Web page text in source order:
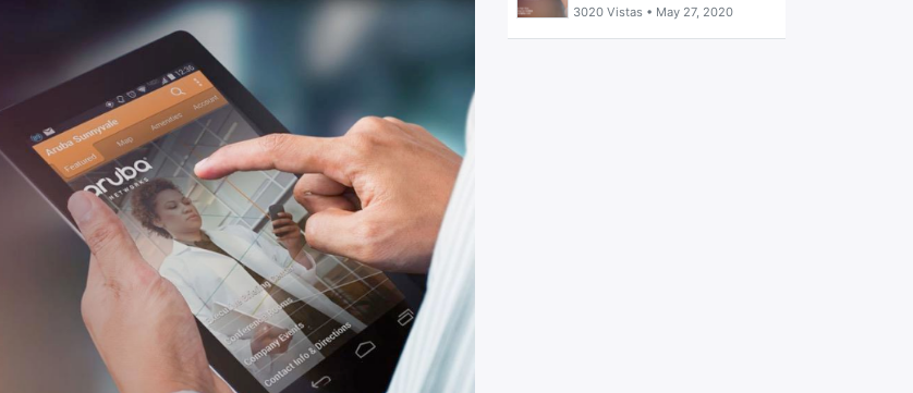
3020 Vistas • May 27, 2020